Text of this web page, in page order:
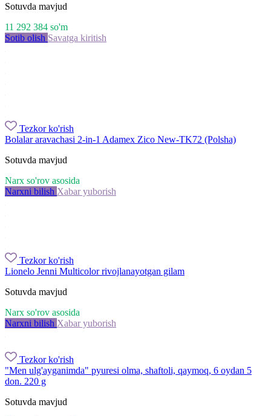
Sotuvda mavjud
11 292 384 so'm
Sotib olish Savatga kiritish
Tezkor ko'rish
Bolalar aravachasi 2-in-1 Adamex Zico New-TK72 (Polsha)
Sotuvda mavjud
Narx so'rov asosida
Narxni bilish Xabar yuborish
Tezkor ko'rish
Lionelo Jenni Multicolor rivojlanayotgan gilam
Sotuvda mavjud
Narx so'rov asosida
Narxni bilish Xabar yuborish
Tezkor ko'rish
"Men ulg'ayganimda" pyuresi olma, shaftoli, qaymoq, 6 oydan 5
don. 220 g
Sotuvda mavjud